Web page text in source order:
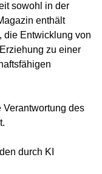
sowohl in der
enthält
die Entwicklung von
zu einer
des
durch KI